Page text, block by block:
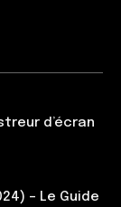
d’écran
– Le Guide